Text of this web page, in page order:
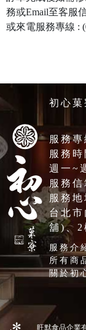
務或Email至客服
或來電服務專線 :
初心菓
服務
服務
週一~
服務
服務
台北
舖)、2
服務介
所有商
關於初
旺默食品企業